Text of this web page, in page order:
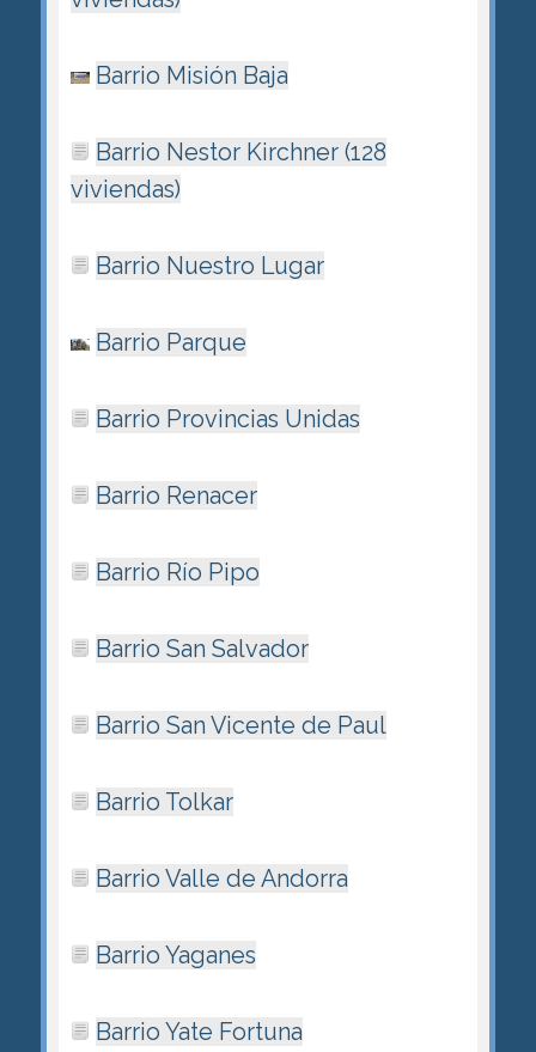
Barrio Misión Baja
Barrio Nestor Kirchner (128
viviendas)
Barrio Nuestro Lugar
Barrio Parque
Barrio Provincias Unidas
Barrio Renacer
Barrio Río Pipo
Barrio San Salvador
Barrio San Vicente de Paul
Barrio Tolkar
Barrio Valle de Andorra
Barrio Yaganes
Barrio Yate Fortuna